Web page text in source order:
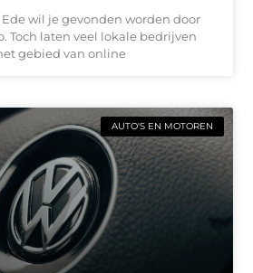
wil je gevonden worden door
Toch laten veel lokale bedrijven
gebied van online
AUTO'S EN MOTOREN